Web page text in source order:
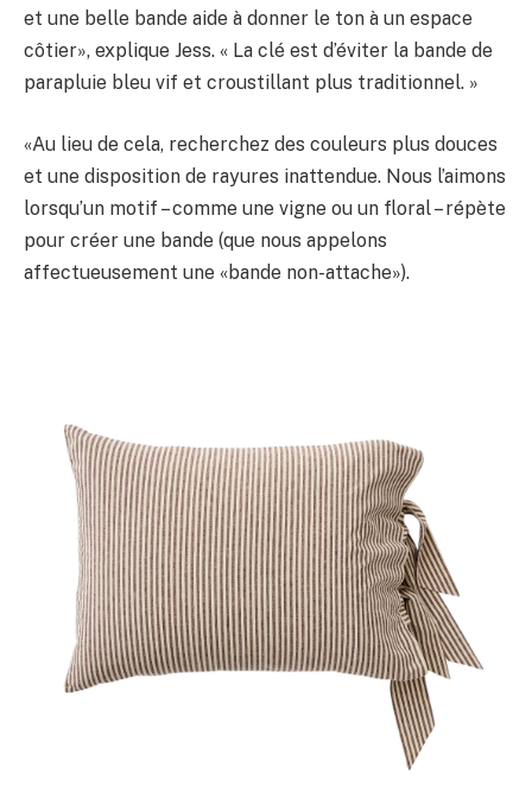
et une belle bande aide à donner le ton à un espace
côtier», explique Jess. « La clé est d’éviter la bande de
parapluie bleu vif et croustillant plus traditionnel. »
«Au lieu de cela, recherchez des couleurs plus douces
et une disposition de rayures inattendue. Nous l’aimons
lorsqu’un motif – comme une vigne ou un floral – répète
pour créer une bande (que nous appelons
affectueusement une «bande non-attache»).